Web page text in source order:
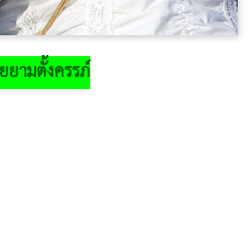
ยามตั้งครรภ์